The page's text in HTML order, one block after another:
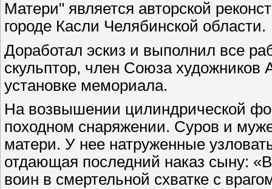
Матери" является авторской
городе Касли Челябинской области.
Доработал эскиз и выполнил все
скульптор, член Союза художников
установке мемориала.
На возвышении цилиндрической
походном снаряжении. Суров и
матери. У нее натруженные
отдающая последний наказ сыну:
воин в смертельной схватке с